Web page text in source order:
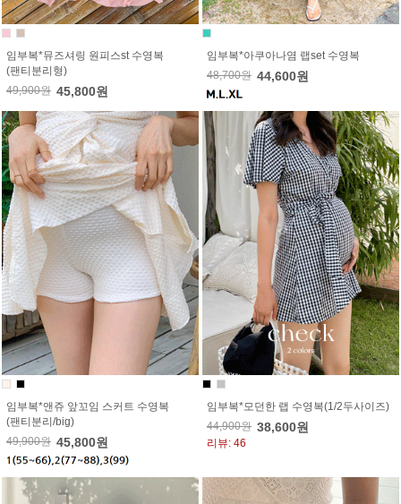
임부복*뮤즈셔링 원피스st 수영복
(팬티분리형)
49,900원 45,800원
임부복*아쿠아나염 랩set 수영복
48,700원 44,600원
임부복*앤쥬 앞꼬임 스커트 수영복
(팬티분리/big)
49,900원 45,800원
임부복*모던한 랩 수영복(1/2두사이즈)
44,900원 38,600원
리뷰: 46